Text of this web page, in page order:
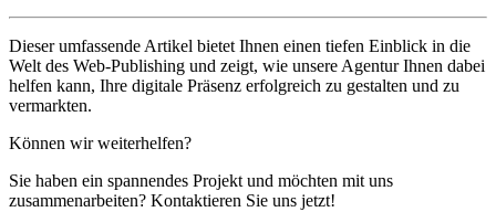
Dieser umfassende Artikel bietet Ihnen einen tiefen Einblick in die
Welt des Web-Publishing und zeigt, wie unsere Agentur Ihnen dabei
helfen kann, Ihre digitale Präsenz erfolgreich zu gestalten und zu
vermarkten.
Können wir weiterhelfen?
Sie haben ein spannendes Projekt und möchten mit uns
zusammenarbeiten? Kontaktieren Sie uns jetzt!